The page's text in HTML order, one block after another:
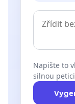
Napište to
silnou